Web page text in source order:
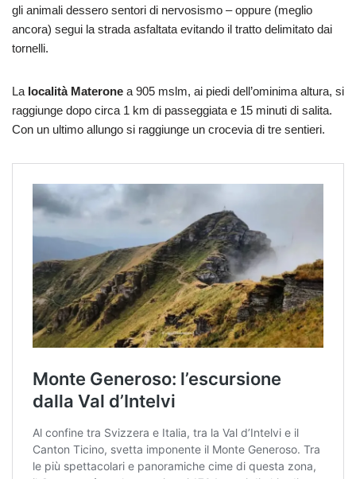
gli animali dessero sentori di nervosismo – oppure (meglio
ancora) segui la strada asfaltata evitando il tratto delimitato dai
tornelli.
La località Materone a 905 mslm, ai piedi dell’ominima altura, si
raggiunge dopo circa 1 km di passeggiata e 15 minuti di salita.
Con un ultimo allungo si raggiunge un crocevia di tre sentieri.